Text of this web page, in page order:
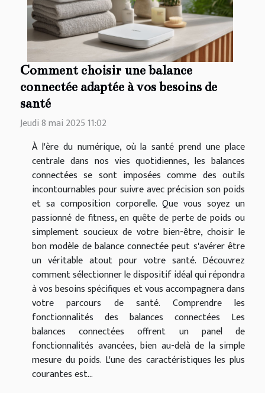
Comment choisir une balance
connectée adaptée à vos besoins de
santé
Jeudi 8 mai 2025 11:02
À l'ère du numérique, où la santé prend une place
centrale dans nos vies quotidiennes, les balances
connectées se sont imposées comme des outils
incontournables pour suivre avec précision son poids
et sa composition corporelle. Que vous soyez un
passionné de fitness, en quête de perte de poids ou
simplement soucieux de votre bien-être, choisir le
bon modèle de balance connectée peut s'avérer être
un véritable atout pour votre santé. Découvrez
comment sélectionner le dispositif idéal qui répondra
à vos besoins spécifiques et vous accompagnera dans
votre parcours de santé. Comprendre les
fonctionnalités des balances connectées Les
balances connectées offrent un panel de
fonctionnalités avancées, bien au-delà de la simple
mesure du poids. L'une des caractéristiques les plus
courantes est...